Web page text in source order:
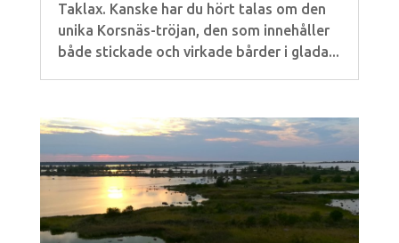
Taklax. Kanske har du hört talas om den
unika Korsnäs-tröjan, den som innehåller
både stickade och virkade bårder i glada...